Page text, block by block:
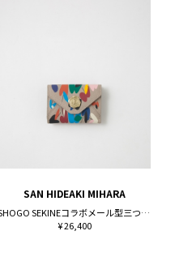
SAN HIDEAKI MIHARA
SHOGO SEKINEコラボメール型三つ折り財布
¥ 26,400